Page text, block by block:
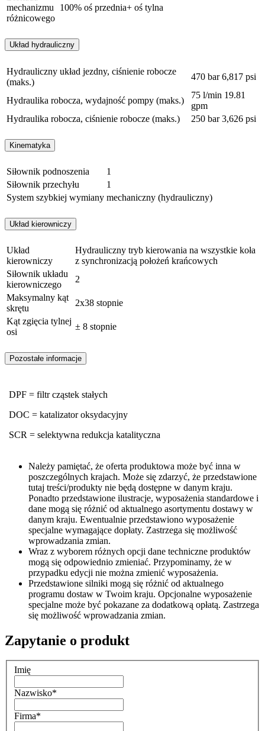
mechanizmu
różnicowego
100% oś przednia+ oś tylna
Układ hydrauliczny
Hydrauliczny układ jezdny, ciśnienie robocze
(maks.)
470 bar 6,817 psi
Hydraulika robocza, wydajność pompy (maks.)
75 l/min 19.81
gpm
Hydraulika robocza, ciśnienie robocze (maks.)
250 bar 3,626 psi
Kinematyka
Siłownik podnoszenia
1
Siłownik przechyłu
1
System szybkiej wymiany mechaniczny (hydrauliczny)
Układ kierowniczy
Układ
kierowniczy
Hydrauliczny tryb kierowania na wszystkie koła
z synchronizacją położeń krańcowych
Siłownik układu
kierowniczego
2
Maksymalny kąt
skrętu
2x38 stopnie
Kąt zgięcia tylnej
osi
± 8 stopnie
Pozostałe informacje
DPF = filtr cząstek stałych
DOC = katalizator oksydacyjny
SCR = selektywna redukcja katalityczna
Należy pamiętać, że oferta produktowa może być inna w
poszczególnych krajach. Może się zdarzyć, że przedstawione
tutaj treści/produkty nie będą dostępne w danym kraju.
Ponadto przedstawione ilustracje, wyposażenia standardowe i
dane mogą się różnić od aktualnego asortymentu dostawy w
danym kraju. Ewentualnie przedstawiono wyposażenie
specjalne wymagające dopłaty. Zastrzega się możliwość
wprowadzania zmian.
Wraz z wyborem różnych opcji dane techniczne produktów
mogą się odpowiednio zmieniać. Przypominamy, że w
przypadku edycji nie można zmienić wyposażenia.
Przedstawione silniki mogą się różnić od aktualnego
programu dostaw w Twoim kraju. Opcjonalne wyposażenie
specjalne może być pokazane za dodatkową opłatą. Zastrzega
się możliwość wprowadzania zmian.
Zapytanie o produkt
Imię
Nazwisko*
Firma*